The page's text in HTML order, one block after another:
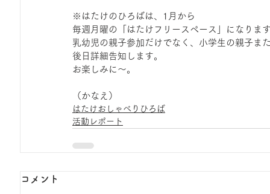
※はたけのひろばは、1月から
毎週月曜の「はたけフリースペース」になりま
乳幼児の親子参加だけでなく、小学生の親子ま
後日詳細告知します。
お楽しみに～。
（かなえ）
はたけおしゃべりひろば
活動レポート
コメント